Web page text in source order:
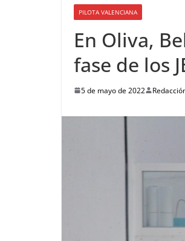
PILOTA VALENCIANA
En Oliva,
fase de los
5 de mayo de 2022